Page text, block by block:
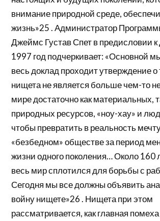
внимание природной среде,
жизнь»25 . Администратор
Джеймс Густав Спет в предисловии к
1997 год подчеркивает: «Основной
весь доклад проходит утверждение о
нищета не является больше чем-то
мире достаточно как материальных,
природных ресурсов, «ноу-хау» и
чтобы превратить в реальность
«безбедном» обществе за период
жизни одного поколения… Около 160
весь мир сплотился для борьбы с
Сегодня мы все должны объявить
войну нищете»26 . Нищета при этом
рассматривается, как главная